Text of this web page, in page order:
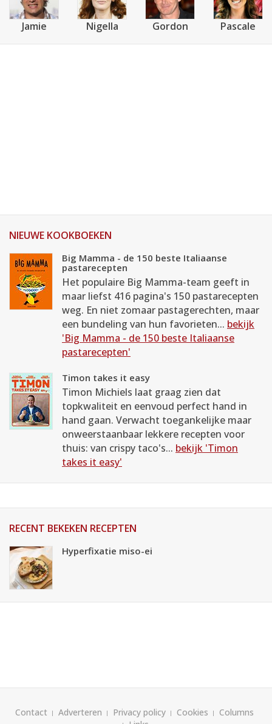
Jamie Nigella Gordon Pascale
NIEUWE KOOKBOEKEN
Big Mamma - de 150 beste Italiaanse
pastarecepten
Het populaire Big Mamma-team geeft in
maar liefst 416 pagina's 150 pastarecepten
weg. En niet zomaar pastagerechten, maar
een bundeling van hun favorieten... bekijk
'Big Mamma - de 150 beste Italiaanse
pastarecepten'
Timon takes it easy
Timon Michiels laat graag zien dat
topkwaliteit en eenvoud perfect hand in
hand gaan. Verwacht toegankelijke maar
onweerstaanbaar lekkere recepten voor
thuis: van crispy taco's... bekijk 'Timon
takes it easy'
RECENT BEKEKEN RECEPTEN
Hyperfixatie miso-ei
Contact Adverteren Privacy policy Cookies
Columns